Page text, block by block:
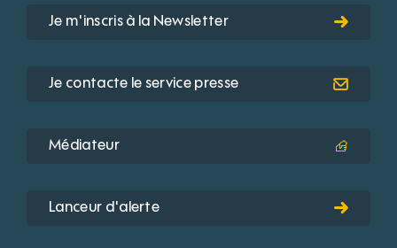
Je m'inscris à la Newsletter
Je contacte le service presse
Médiateur
Lanceur d'alerte